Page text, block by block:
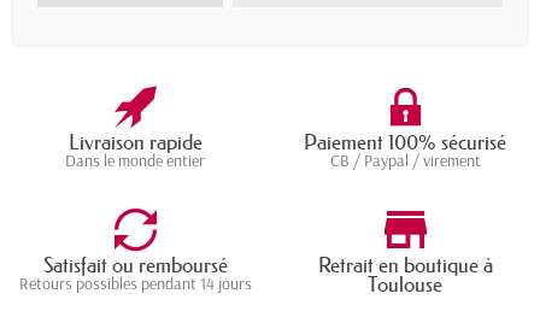
Livraison rapide
Dans le monde entier
Paiement 100% sécurisé
CB / Paypal / virement
Satisfait ou remboursé
Retours possibles pendant 14 jours
Retrait en boutique à
Toulouse